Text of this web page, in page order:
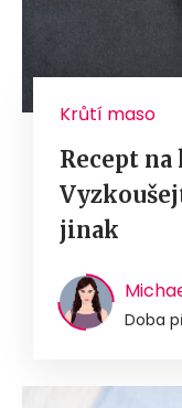
Krůtí maso
Recept
jinak
Doba